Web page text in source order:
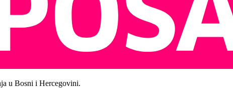
u Bosni i Hercegovini.